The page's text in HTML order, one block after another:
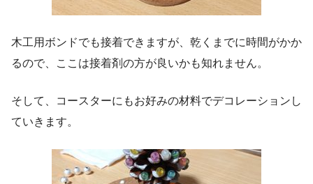
木工用ボンドでも接着できますが、乾くまでに時間がかか
るので、ここは接着剤の方が良いかも知れません。
そして、コースターにもお好みの材料でデコレーションし
ていきます。